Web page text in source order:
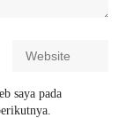
saya pada